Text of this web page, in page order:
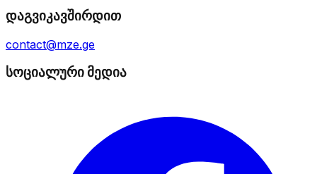
დაგვიკავშირდით
contact@mze.ge
სოციალური მედია